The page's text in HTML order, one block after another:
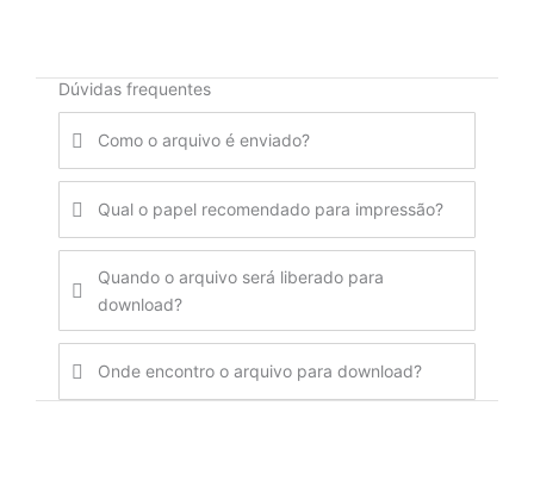
Dúvidas frequentes
Como o arquivo é enviado?
Qual o papel recomendado para impressão?
Quando o arquivo será liberado para
download?
Onde encontro o arquivo para download?